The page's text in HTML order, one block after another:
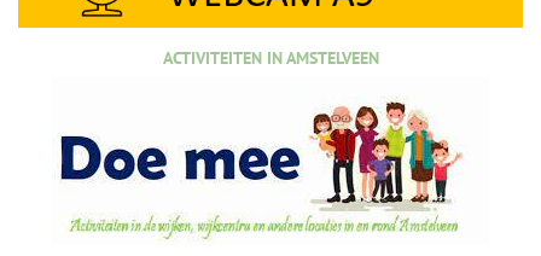
ACTIVITEITEN IN AMSTELVEEN